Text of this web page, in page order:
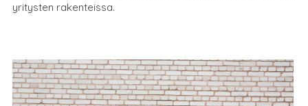
yritysten rakenteissa.